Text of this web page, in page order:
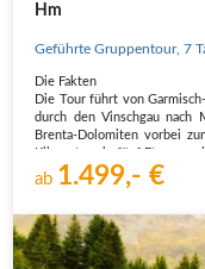
Hm
Geführte Gruppentour,7
Die Fakten
Die Tour führt von
durch den Vinschgau nach
Brenta-Dolomiten vorbei
ab 1.499,- €
Durch alte Panzersperren über